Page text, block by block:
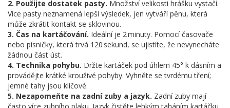
2. Použijte dostatek pasty. Množství velikosti hrášku vystačí.
Více pasty neznamená lepší výsledek, jen vytváří pěnu, která
může zkrátit kontakt se sklovinou.
3. Čas na kartáčování. Ideální je 2 minuty. Pomocí časovače
nebo písničky, která trvá 120 sekund, se ujistíte, že nevynecháte
žádnou část úst.
4. Technika pohybu. Držte kartáček pod úhlem 45° k dásním a
provádějte krátké krouživé pohyby. Vyhněte se tvrdému tření;
jemné tahy jsou klíčové.
5. Nezapomeňte na zadní zuby a jazyk. Zadní zuby mají